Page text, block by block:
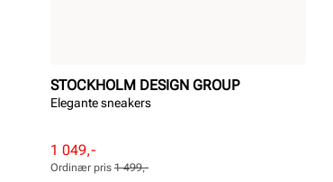
STOCKHOLM DESIGN GROUP
Elegante sneakers
Rabattert
pris
1 049,-
Ordinær
pris
Ordinær pris 1 499,-